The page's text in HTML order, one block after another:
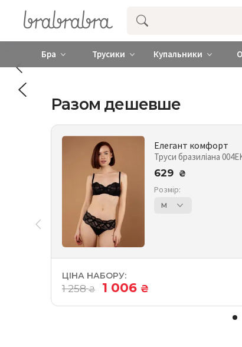
Купити нижню жіночу
Бра Трусики Купальники
Разом дешевше
Елегант комфорт
Труси бразиліана
629 ₴
Розмір:
M
ЦІНА НАБОРУ:
1 258₴ 1 006 ₴